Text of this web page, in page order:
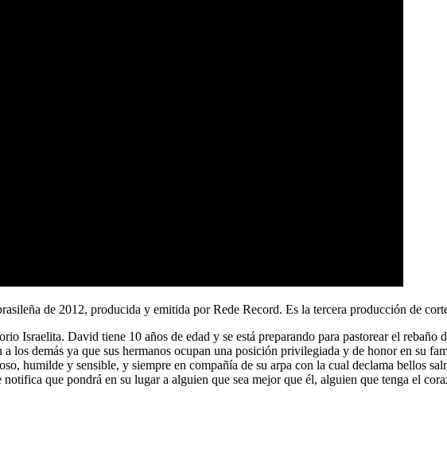
de 2012, producida y emitida por Rede Record. Es la tercera producción de
Israelita. David tiene 10 años de edad y se está preparando para pastorear el rebaño
los demás ya que sus hermanos ocupan una posición privilegiada y de honor en su
humilde y sensible, y siempre en compañía de su arpa con la cual declama bellos
que pondrá en su lugar a alguien que sea mejor que él, alguien que tenga el